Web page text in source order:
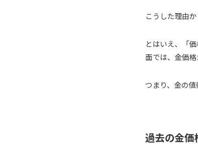
こうした理由
とはいえ、「
面では、金価格
つまり、金の
過去の金価